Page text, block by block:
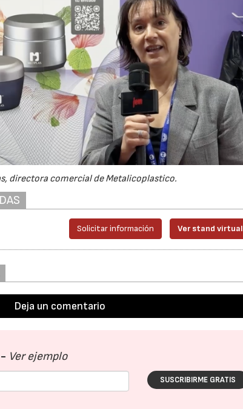
directora comercial de Metalicoplastico.
Solicitar información Ver stand virtual
Deja un comentario
Ver ejemplo
SUSCRIBIRME GRATIS